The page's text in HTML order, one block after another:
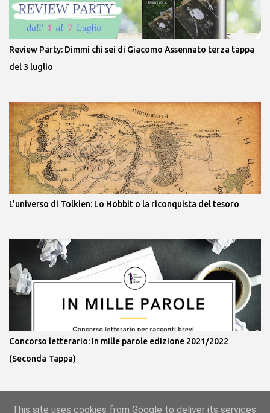
Review Party: Dimmi chi sei di Giacomo Assennato terza tappa
del 3 luglio
L'universo di Tolkien: Lo Hobbit o la riconquista del tesoro
Concorso letterario: In mille parole edizione 2021/2022
(Seconda Tappa)
This site uses cookies from Google to deliver its services